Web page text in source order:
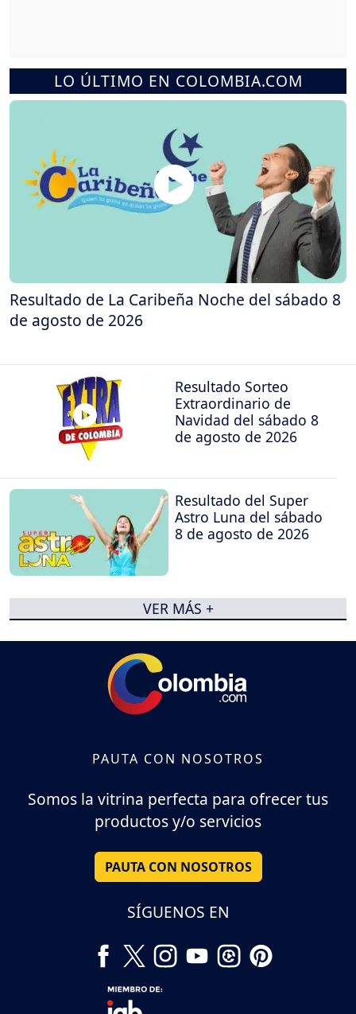
LO ÚLTIMO EN COLOMBIA.COM
Resultado de La Caribeña Noche del sábado 8
de agosto de 2026
Resultado Sorteo
Extraordinario de
Navidad del sábado 8
de agosto de 2026
Resultado del Super
Astro Luna del sábado
8 de agosto de 2026
VER MÁS +
PAUTA CON NOSOTROS
Somos la vitrina perfecta para ofrecer tus
productos y/o servicios
PAUTA CON NOSOTROS
SÍGUENOS EN